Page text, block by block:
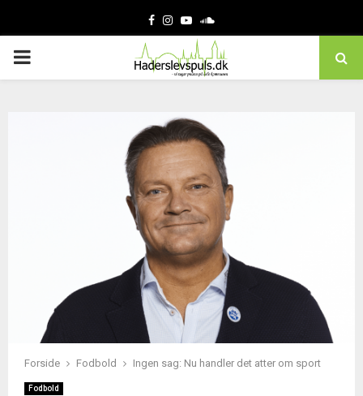
Facebook
Instagram
YoutubeSoundcloud
PRIMARY
Forside Fodbold Ingen sag: Nu handler det atter om sport
Fodbold